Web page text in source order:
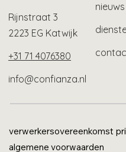
Rijnstraat 3
2223 EG Katwijk
+31 71 4076380
info@confianza.nl
nieuws
verwerkersovereenkomst
algemene voorwaarden